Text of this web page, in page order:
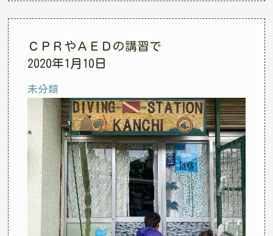
ＣＰＲやＡＥＤの講習で
2020年1月10日
未分類